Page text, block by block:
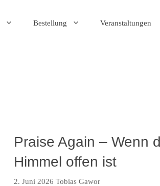
Bestellung Veranstaltungen
Praise Again – Wenn
Himmel offen ist
2. Juni 2026 Tobias Gawor